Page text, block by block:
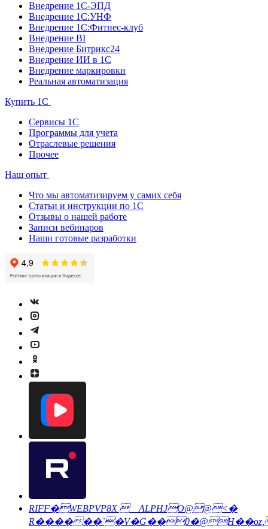
Внедрение 1С-ЭПД
Внедрение 1С:УНФ
Внедрение 1С:Фитнес-клуб
Внедрение BI
Внедрение Битрикс24
Внедрение ИИ в 1С
Внедрение маркировки
Реальная автоматизация
Купить 1С
Сервисы 1С
Программы для учета
Отраслевые решения
Прочее
Наш опыт
Что мы автоматизируем у самих себя
Статьи и инструкции по 1С
Отзывы о нашей работе
Записи вебинаров
Наши готовые разработки
RIFF�WEBPVP8X __ALPHJO@@<�
R����